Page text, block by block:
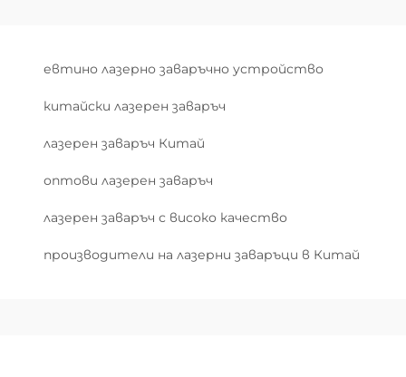
евтино лазерно заваръчно устройство
китайски лазерен заваръч
лазерен заваръч Китай
оптови лазерен заваръч
лазерен заваръч с високо качество
производители на лазерни заваръци в Китай